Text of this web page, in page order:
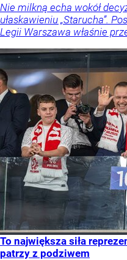
Nie milkną echa wokół
ułaskawieniu „Starucha”.
Legii Warszawa właśnie
To największa siła
patrzy z podziwem